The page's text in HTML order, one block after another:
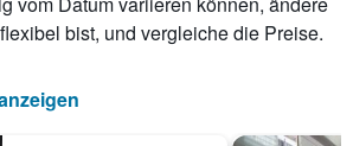
bist, und vergleiche die Preise.